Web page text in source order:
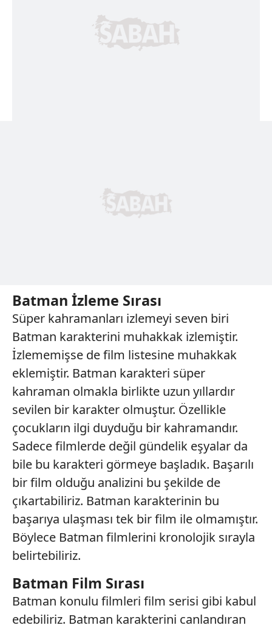
Batman İzleme Sırası
Süper kahramanları izlemeyi seven biri
Batman karakterini muhakkak izlemiştir.
İzlememişse de film listesine muhakkak
eklemiştir. Batman karakteri süper
kahraman olmakla birlikte uzun yıllardır
sevilen bir karakter olmuştur. Özellikle
çocukların ilgi duyduğu bir kahramandır.
Sadece filmlerde değil gündelik eşyalar da
bile bu karakteri görmeye başladık. Başarılı
bir film olduğu analizini bu şekilde de
çıkartabiliriz. Batman karakterinin bu
başarıya ulaşması tek bir film ile olmamıştır.
Böylece Batman filmlerini kronolojik sırayla
belirtebiliriz.
Batman Film Sırası
Batman konulu filmleri film serisi gibi kabul
edebiliriz. Batman karakterini canlandıran